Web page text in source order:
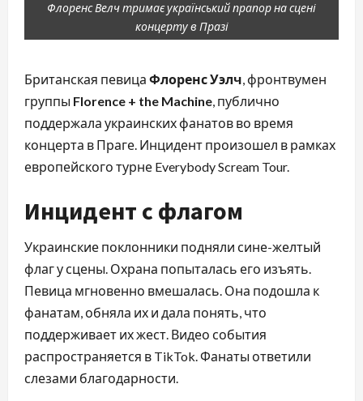
Флоренс Велч тримає український прапор на сцені
концерту в Празі
Британская певица Флоренс Уэлч, фронтвумен
группы Florence + the Machine, публично
поддержала украинских фанатов во время
концерта в Праге. Инцидент произошел в рамках
европейского турне Everybody Scream Tour.
Инцидент с флагом
Украинские поклонники подняли сине-желтый
флаг у сцены. Охрана попыталась его изъять.
Певица мгновенно вмешалась. Она подошла к
фанатам, обняла их и дала понять, что
поддерживает их жест. Видео события
распространяется в TikTok. Фанаты ответили
слезами благодарности.